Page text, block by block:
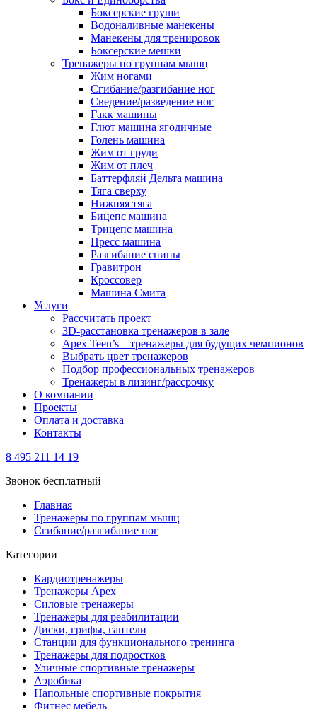
Боксерские груши
Водоналивные манекены
Манекены для тренировок
Боксерские мешки
Тренажеры по группам мышц
Жим ногами
Сгибание/разгибание ног
Сведение/разведение ног
Гакк машины
Глют машина ягодичные
Голень машина
Жим от груди
Жим от плеч
Баттерфляй Дельта машина
Тяга сверху
Нижняя тяга
Бицепс машина
Трицепс машина
Пресс машина
Разгибание спины
Гравитрон
Кроссовер
Машина Смита
Услуги
Рассчитать проект
3D-расстановка тренажеров в зале
Apex Teen’s – тренажеры для будущих чемпионов
Выбрать цвет тренажеров
Подбор профессиональных тренажеров
Тренажеры в лизинг/рассрочку
О компании
Проекты
Оплата и доставка
Контакты
8 495 211 14 19
Звонок бесплатный
Главная
Тренажеры по группам мышц
Сгибание/разгибание ног
Категории
Кардиотренажеры
Тренажеры Apex
Силовые тренажеры
Тренажеры для реабилитации
Диски, грифы, гантели
Станции для функционального тренинга
Тренажеры для подростков
Уличные спортивные тренажеры
Аэробика
Напольные спортивные покрытия
Фитнес мебель